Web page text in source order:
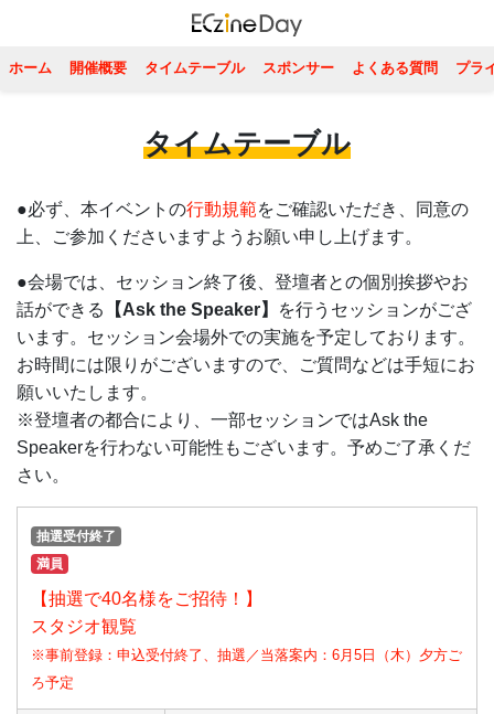
ホーム 開催概要 タイムテーブル スポンサー よくある質問 プラ
タイムテーブル
●必ず、本イベントの行動規範をご確認いただき、同意の
上、ご参加くださいますようお願い申し上げます。
●会場では、セッション終了後、登壇者との個別挨拶やお
話ができる
【Ask the Speaker】
を行うセッションがござ
います。セッション会場外での実施を予定しております。
お時間には限りがございますので、ご質問などは手短にお
願いいたします。
※登壇者の都合により、一部セッションではAsk the
Speakerを行わない可能性もございます。予めご了承くだ
さい。
抽選受付終了
満員
【抽選で40名様をご招待！】
スタジオ観覧
※事前登録：申込受付終了、抽選／当落案内：6月5日（木）夕方ご
ろ予定